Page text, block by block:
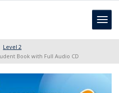
Level 2
Book with Full Audio CD